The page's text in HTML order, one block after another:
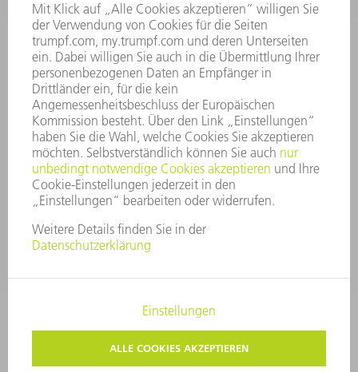
VORSTAND
GESCHÄFTSBERICHT
UNTERNEHMENSGRUNDSÄTZE
COMPLIANCE
HINWEISGEBERSYSTEM
SECURITY
PRESSEMITTEILUNGEN
MAGAZINE
LIEFERANTEN
NACHHALTIGKEIT
UMWELT & KLIMA
SOZIALES & GESELLSCHAFT
UNTERNEHMENSFÜHRUNG
IMPRESSUM DATENSCHUTZ
COPYRIGHT
PRIVATSPHÄRE-EINSTELLUNGEN